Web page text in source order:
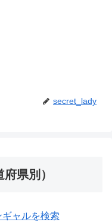
secret_lady
県別）
ャルを検索